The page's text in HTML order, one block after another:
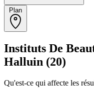
Instituts De
Halluin (20)
Qu'est-ce qui affecte les